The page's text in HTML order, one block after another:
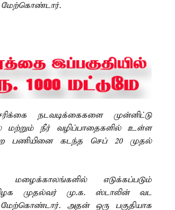
மேற்கொண்டார்.
நடவடிக்கைகளை முன்னிட்டு
மற்றும் நீர் வழிப்பாதைகளில் உள்ள
பணியினை கடந்த செப் 20 முதல்
எடுக்கப்படும்
முதல்வர் மு.க. ஸ்டாலின் வட
அதன் ஒரு பகுதியாக